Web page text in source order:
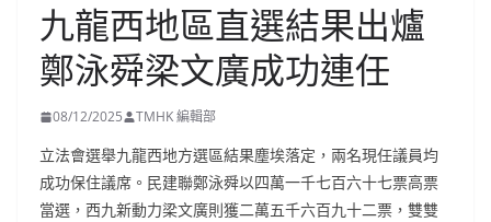
九龍西地區直選結果出爐
鄭泳舜梁文廣成功連任
08/12/2025 TMHK 編輯部
立法會選舉九龍西地方選區結果塵埃落定，兩名現任議員均
成功保住議席。民建聯鄭泳舜以四萬一千七百六十七票高票
當選，西九新動力梁文廣則獲二萬五千六百九十二票，雙雙